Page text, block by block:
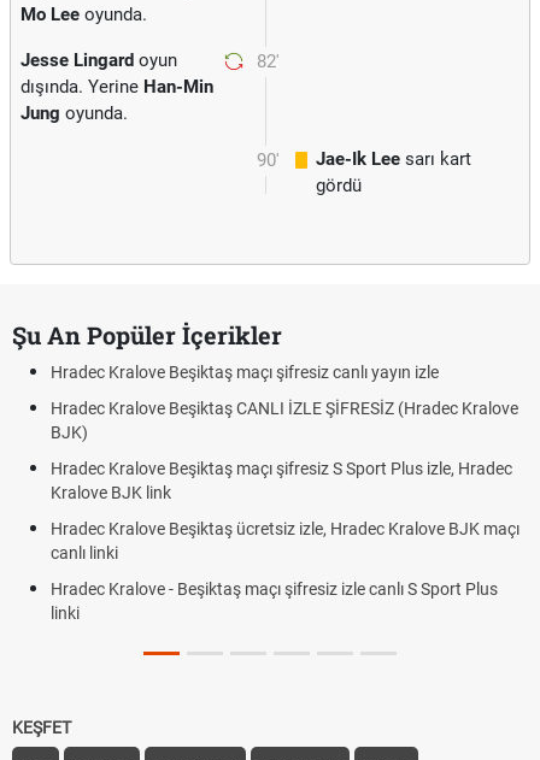
Mo Lee oyunda.
82'
Jesse Lingard oyun
dışında. Yerine Han-Min
Jung oyunda.
90' Jae-Ik Lee sarı kart
gördü
Şu An Popüler İçerikler
Hradec Kralove Beşiktaş maçı şifresiz canlı yayın izle
Hradec Kralove Beşiktaş CANLI İZLE ŞİFRESİZ (Hradec Kralove
BJK)
Hradec Kralove Beşiktaş maçı şifresiz S Sport Plus izle, Hradec
Kralove BJK link
Hradec Kralove Beşiktaş ücretsiz izle, Hradec Kralove BJK maçı
canlı linki
Hradec Kralove - Beşiktaş maçı şifresiz izle canlı S Sport Plus
linki
KEŞFET